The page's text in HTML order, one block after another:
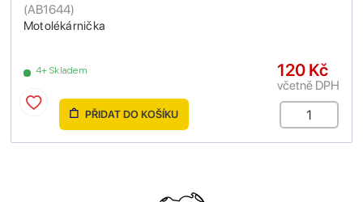
Motolékárnička
(AB1644)
4+ Skladem 120 Kč
včetně DPH
PŘIDAT DO KOŠÍKU